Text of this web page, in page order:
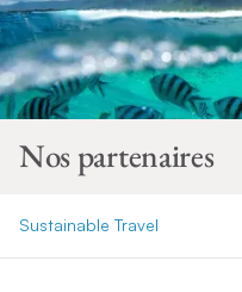
Nos partenaires
Sustainable Travel